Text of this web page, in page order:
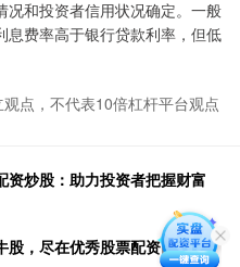
况和投资者信用状况确定。一般
息费率高于银行贷款利率，但低
点，不代表10倍杠杆平台观点
资炒股：助力投资者把握财富
股，尽在优秀股票配资网站